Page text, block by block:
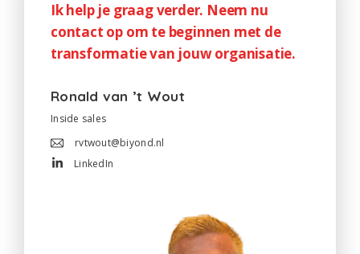
Ik help je graag verder. Neem nu
contact op om te beginnen met de
transformatie van jouw organisatie.
Ronald van ’t Wout
Inside sales
rvtwout@biyond.nl
LinkedIn